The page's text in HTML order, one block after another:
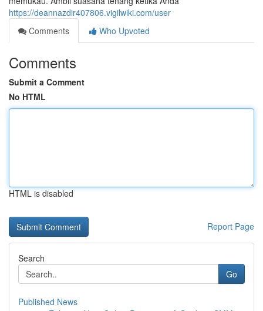
https://deannazdir407806.vigilwiki.com/user
Comments
Who Upvoted
Comments
Submit a Comment
No HTML
HTML is disabled
Report Page
Search
Go
Published News